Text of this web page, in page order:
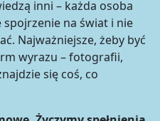
inni – każda osoba
na świat i nie
Najważniejsze, żeby być
wyrazu – fotografii,
się coś, co